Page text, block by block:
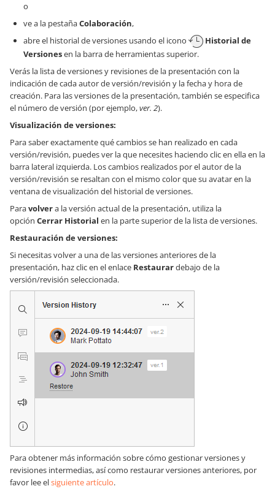
o
ve a la pestañaColaboración,
abre el historial de versiones usando el icono
Historial de
Versionesen la barra de herramientas superior.
Verás la lista de versiones y revisiones de la presentación con la
indicación de cada autor de versión/revisión y la fecha y hora de
creación. Para las versiones de la presentación, también se especifica
el número de versión (por ejemplo,ver. 2).
Visualización de versiones:
Para saber exactamente qué cambios se han realizado en cada
versión/revisión, puedes ver la que necesites haciendo clic en ella en la
barra lateral izquierda. Los cambios realizados por el autor de la
versión/revisión se resaltan con el mismo color que su avatar en la
ventana de visualización del historial de versiones.
Paravolvera la versión actual de la presentación, utiliza la
opción Cerrar Historial en la parte superior de la lista de versiones.
Restauración de versiones:
Si necesitas volver a una de las versiones anteriores de la
presentación, haz clic en el enlace Restaurardebajo de la
versión/revisión seleccionada.
Para obtener más información sobre cómo gestionar versiones y
revisiones intermedias, así como restaurar versiones anteriores, por
favor lee elsiguiente artículo.